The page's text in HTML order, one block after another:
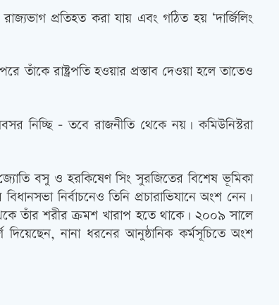
প্রতিহত করা যায় এবং গঠিত হয় ‘দার্জিলিং
তাঁকে রাষ্ট্রপতি হওয়ার প্রস্তাব দেওয়া হলে তাতেও
নিচ্ছি – তবে রাজনীতি থেকে নয়। কমিউনিস্টরা
বসু ও হরকিষেণ সিং সুরজিতের বিশেষ ভূমিকা
নির্বাচনেও তিনি প্রচারাভিযানে অংশ নেন।
তাঁর শরীর ক্রমশ খারাপ হ‍‌তে থাকে। ২০০৯ সালে
নানা ধরনের আনুষ্ঠানিক কর্মসূচিতে অংশ